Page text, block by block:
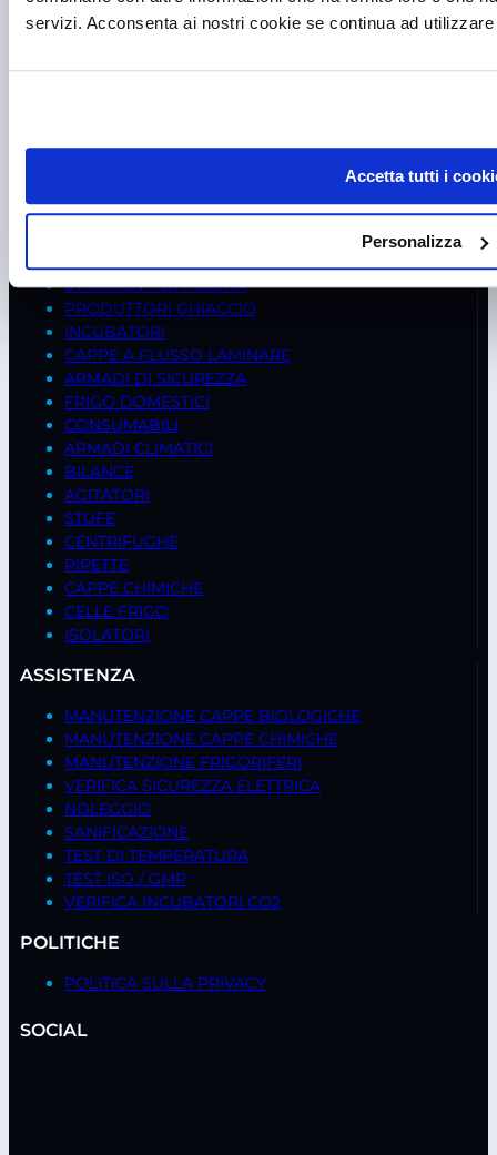
servizi. Acconsenta ai nostri cookie se continua ad
Accetta tutti i
Personalizza
frigomeccanica@andreaus.com
PRODOTTI
STRUMENTI DI MISURA
PRODUTTORI GHIACCIO
INCUBATORI
CAPPE A FLUSSO LAMINARE
ARMADI DI SICUREZZA
FRIGO DOMESTICI
CONSUMABILI
ARMADI CLIMATICI
BILANCE
AGITATORI
STUFE
CENTRIFUGHE
PIPETTE
CAPPE CHIMICHE
CELLE FRIGO
ISOLATORI
ASSISTENZA
MANUTENZIONE CAPPE BIOLOGICHE
MANUTENZIONE CAPPE CHIMICHE
MANUTENZIONE FRIGORIFERI
VERIFICA SICUREZZA ELETTRICA
NOLEGGIO
SANIFICAZIONE
TEST DI TEMPERATURA
TEST ISO / GMP
VERIFICA INCUBATORI CO2
POLITICHE
POLITICA SULLA PRIVACY
SOCIAL